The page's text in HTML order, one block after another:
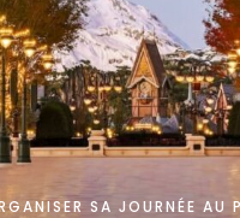
SA JOURNÉE AU